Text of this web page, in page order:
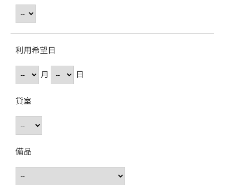
利用希望日
月
日
貸室
備品